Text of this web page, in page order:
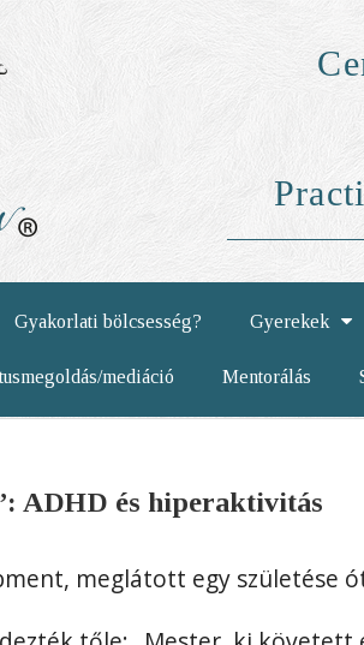
Gyakorlati bölcsesség? Gyerekek
mediáció Mentorálás
ADHD és hiperaktivitás
meglátott egy születése